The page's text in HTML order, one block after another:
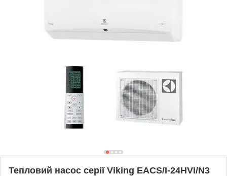
Тепловий насос серії Viking EACS/I-24HVI/N3